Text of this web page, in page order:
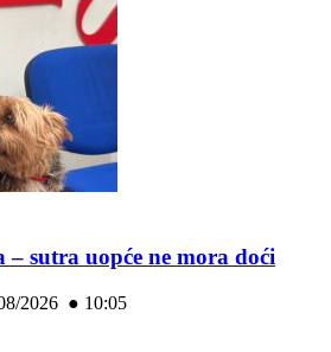
– sutra uopće ne mora doći
2026 ● 10:05